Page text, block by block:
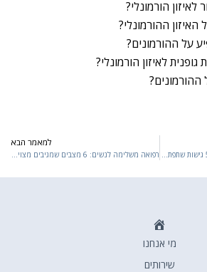
הורמונלי?
ההורמונלי?
על ההורמונים?
לאיזון הורמונלי?
טיפול טבעי בשחלות פוליציסטיות: 5 גישות שתפתיעו לגלות
למאמר הבא
רפואה משלימה לנשים: 6 מצבים שמגיבים מצוין לטיפול
דף
מי אנחנו
שירותים